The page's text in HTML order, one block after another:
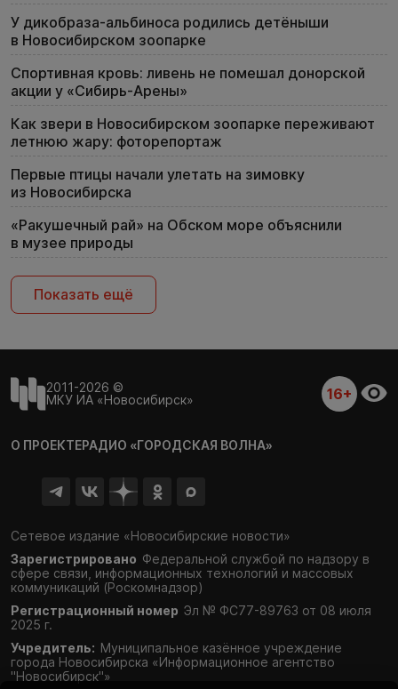
У дикобраза-альбиноса родились детёныши
в Новосибирском зоопарке
Спортивная кровь: ливень не помешал донорской
акции у «Сибирь-Арены»
Как звери в Новосибирском зоопарке переживают
летнюю жару: фоторепортаж
Первые птицы начали улетать на зимовку
из Новосибирска
«Ракушечный рай» на Обском море объяснили
в музее природы
Показать ещё
2011-2026 ©
МКУ ИА «Новосибирск»
16+
О ПРОЕКТЕРАДИО «ГОРОДСКАЯ ВОЛНА»
Сетевое издание «Новосибирские новости»
Зарегистрировано Федеральной службой по надзору в
сфере связи, информационных технологий и массовых
коммуникаций (Роскомнадзор)
Регистрационный номер Эл № ФС77-89763 от 08 июля
2025 г.
Учредитель: Муниципальное казённое учреждение
города Новосибирска «Информационное агентство
"Новосибирск"»